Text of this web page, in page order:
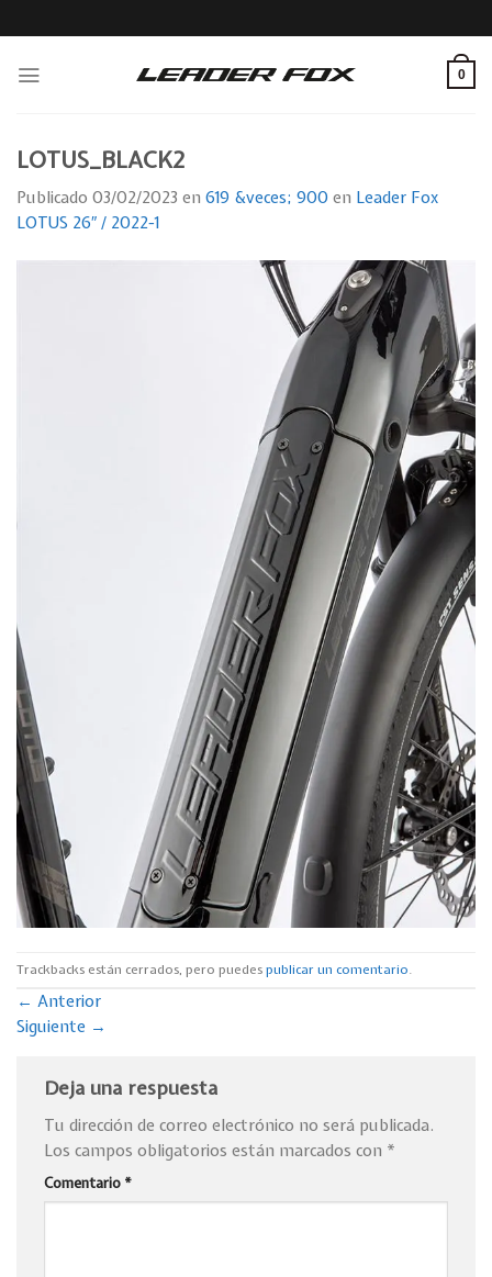
to
0
LOTUS_BLACK2
Publicado 03/02/2023 en 619 &veces; 900 en Leader Fox
LOTUS 26″ / 2022-1
Trackbacks están cerrados, pero puedespublicar un comentario.
← Anterior
Siguiente →
Deja una respuesta
Tu dirección de correo electrónico no será publicada.
Los campos obligatorios están marcados con *
Comentario *